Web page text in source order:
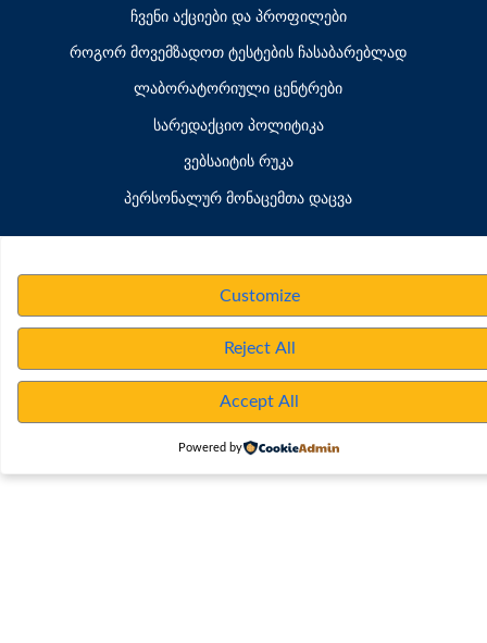
ჩვენი აქციები და პროფილები
როგორ მოვემზადოთ ტესტების ჩასაბარებლად
ლაბორატორიული ცენტრები
სარედაქციო პოლიტიკა
ვებსაიტის რუკა
პერსონალურ მონაცემთა დაცვა
Customize
Reject All
Accept All
Powered by